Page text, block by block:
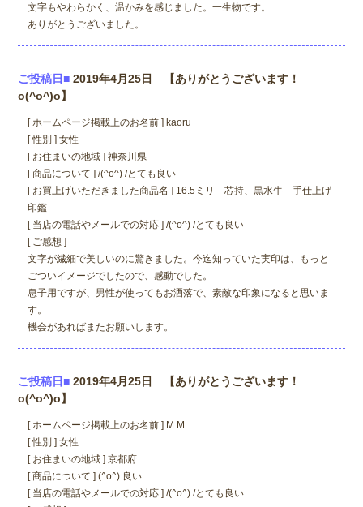
文字もやわらかく、温かみを感じました。一生物です。
ありがとうございました。
ご投稿日■ 2019年4月25日 【ありがとうございます！
o(^o^)o】
[ ホームページ掲載上のお名前 ] kaoru
[ 性別 ] 女性
[ お住まいの地域 ] 神奈川県
[ 商品について ] /(^o^) /とても良い
[ お買上げいただきました商品名 ] 16.5ミリ 芯持、黒水牛 手仕上げ
印鑑
[ 当店の電話やメールでの対応 ] /(^o^) /とても良い
[ ご感想 ]
文字が繊細で美しいのに驚きました。今迄知っていた実印は、もっと
ごついイメージでしたので、感動でした。
息子用ですが、男性が使ってもお洒落で、素敵な印象になると思いま
す。
機会があればまたお願いします。
ご投稿日■ 2019年4月25日 【ありがとうございます！
o(^o^)o】
[ ホームページ掲載上のお名前 ] M.M
[ 性別 ] 女性
[ お住まいの地域 ] 京都府
[ 商品について ] (^o^) 良い
[ 当店の電話やメールでの対応 ] /(^o^) /とても良い